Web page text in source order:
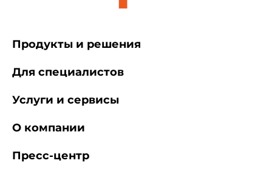
Продукты и решения
Для специалистов
Услуги и сервисы
О компании
Пресс-центр